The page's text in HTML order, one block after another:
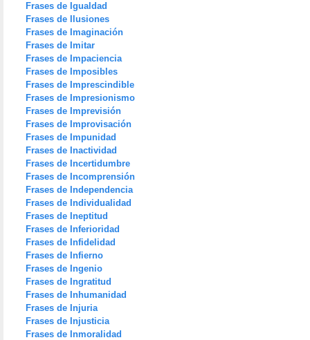
Frases de Igualdad
Frases de Ilusiones
Frases de Imaginación
Frases de Imitar
Frases de Impaciencia
Frases de Imposibles
Frases de Imprescindible
Frases de Impresionismo
Frases de Imprevisión
Frases de Improvisación
Frases de Impunidad
Frases de Inactividad
Frases de Incertidumbre
Frases de Incomprensión
Frases de Independencia
Frases de Individualidad
Frases de Ineptitud
Frases de Inferioridad
Frases de Infidelidad
Frases de Infierno
Frases de Ingenio
Frases de Ingratitud
Frases de Inhumanidad
Frases de Injuria
Frases de Injusticia
Frases de Inmoralidad